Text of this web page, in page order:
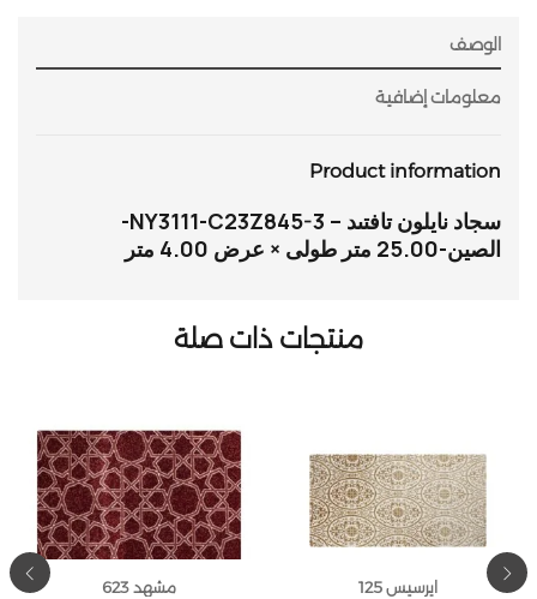
الوصف
معلومات إضافية
Product information
سجاد نايلون تافتىد – NY3111-C23Z845-3-
الصين-25.00 متر طولى × عرض 4.00 متر
منتجات ذات صلة
ايرسيس 125 مشهد 623